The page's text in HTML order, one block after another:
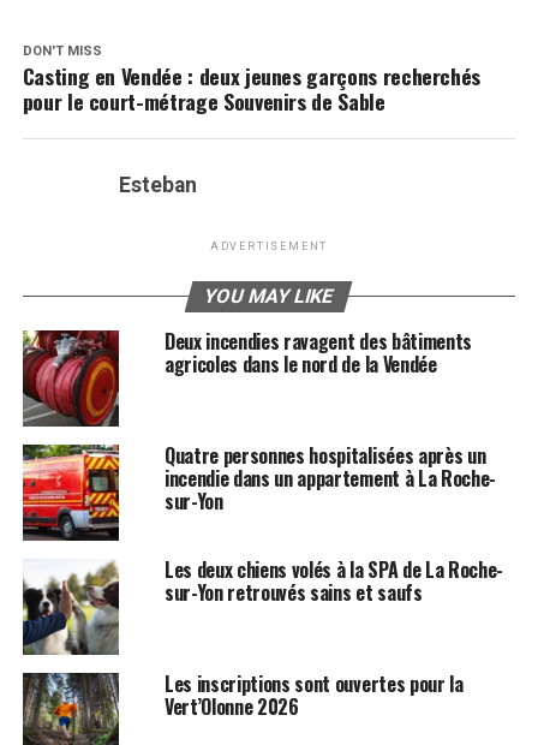
DON'T MISS
Casting en Vendée : deux jeunes garçons recherchés
pour le court-métrage Souvenirs de Sable
Esteban
ADVERTISEMENT
YOU MAY LIKE
Deux incendies ravagent des bâtiments
agricoles dans le nord de la Vendée
Quatre personnes hospitalisées après un
incendie dans un appartement à La Roche-
sur-Yon
Les deux chiens volés à la SPA de La Roche-
sur-Yon retrouvés sains et saufs
Les inscriptions sont ouvertes pour la
Vert’Olonne 2026